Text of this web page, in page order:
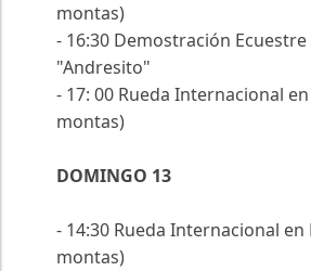
montas)
- 16:30 Demostración
"Andresito"
- 17: 00 Rueda Internacional
montas)
DOMINGO 13
- 14:30 Rueda Internacional en
montas)